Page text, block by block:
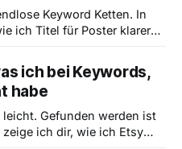
Keyword Ketten. In
ich Titel für Poster klarer
als künstlich optimierte.
ich bei Keywords,
habe
Gefunden werden ist
ich dir, wie ich Etsy